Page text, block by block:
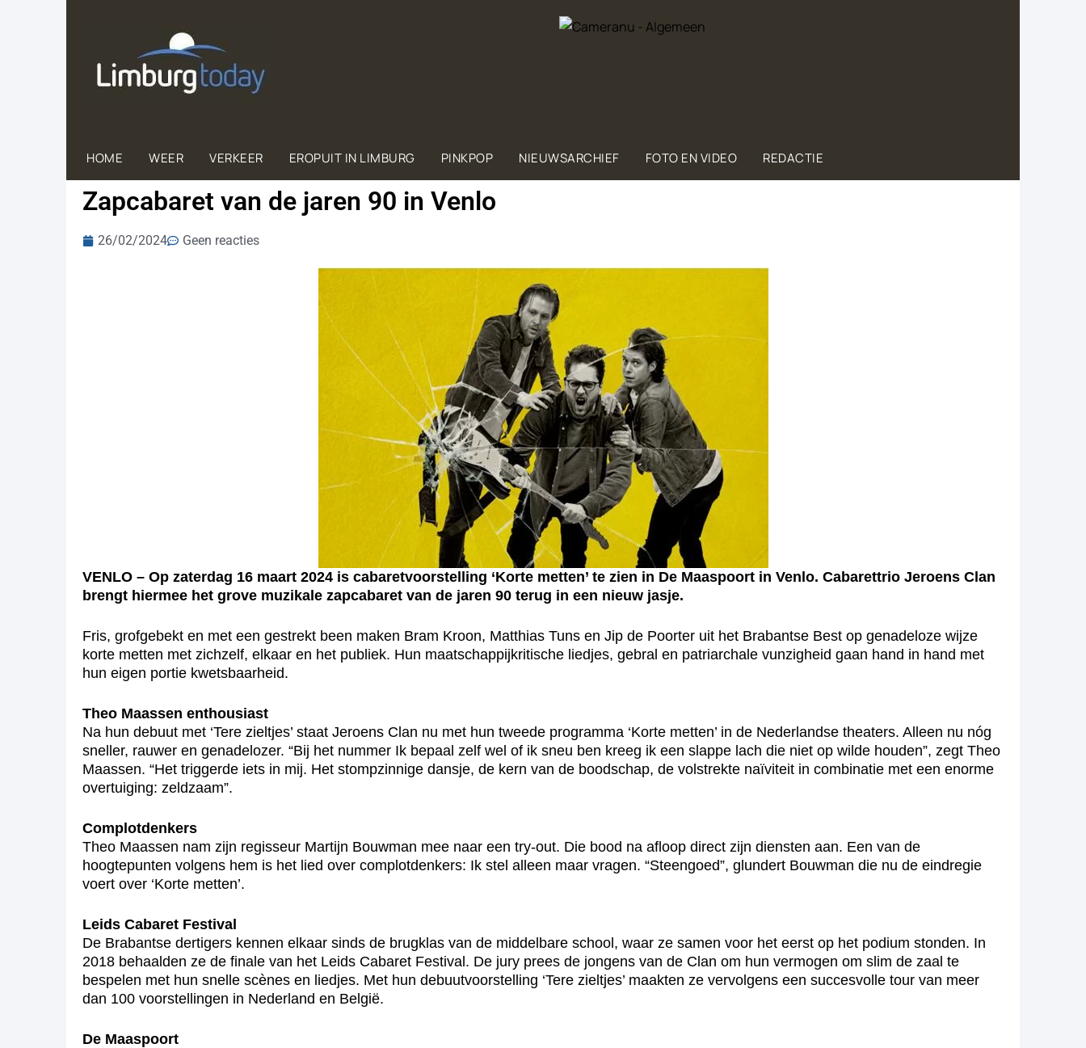
HOME WEER VERKEER EROPUIT IN LIMBURG PINKPOP NIEUWSARCHIEF FOTO EN VIDEO REDACTIE
Zapcabaret van de jaren 90 in Venlo
26/02/2024 Geen reacties
VENLO – Op zaterdag 16 maart 2024 is cabaretvoorstelling ‘Korte metten’ te zien in De Maaspoort in Venlo. Cabarettrio Jeroens Clan
brengt hiermee het grove muzikale zapcabaret van de jaren 90 terug in een nieuw jasje.
Fris, grofgebekt en met een gestrekt been maken Bram Kroon, Matthias Tuns en Jip de Poorter uit het Brabantse Best op genadeloze wijze
korte metten met zichzelf, elkaar en het publiek. Hun maatschappijkritische liedjes, gebral en patriarchale vunzigheid gaan hand in hand met
hun eigen portie kwetsbaarheid.
Theo Maassen enthousiast
Na hun debuut met ‘Tere zieltjes’ staat Jeroens Clan nu met hun tweede programma ‘Korte metten’ in de Nederlandse theaters. Alleen nu nóg
sneller, rauwer en genadelozer. “Bij het nummer Ik bepaal zelf wel of ik sneu ben kreeg ik een slappe lach die niet op wilde houden”, zegt Theo
Maassen. “Het triggerde iets in mij. Het stompzinnige dansje, de kern van de boodschap, de volstrekte naïviteit in combinatie met een enorme
overtuiging: zeldzaam”.
Complotdenkers
Theo Maassen nam zijn regisseur Martijn Bouwman mee naar een try-out. Die bood na afloop direct zijn diensten aan. Een van de
hoogtepunten volgens hem is het lied over complotdenkers: Ik stel alleen maar vragen. “Steengoed”, glundert Bouwman die nu de eindregie
voert over ‘Korte metten’.
Leids Cabaret Festival
De Brabantse dertigers kennen elkaar sinds de brugklas van de middelbare school, waar ze samen voor het eerst op het podium stonden. In
2018 behaalden ze de finale van het Leids Cabaret Festival. De jury prees de jongens van de Clan om hun vermogen om slim de zaal te
bespelen met hun snelle scènes en liedjes. Met hun debuutvoorstelling ‘Tere zieltjes’ maakten ze vervolgens een succesvolle tour van meer
dan 100 voorstellingen in Nederland en België.
De Maaspoort